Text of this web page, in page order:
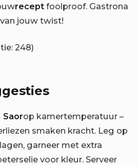
recept foolproof. Gastrona
jouw twist!
248)
Saorop kamertemperatuur –
smaken kracht. Leg op
garneer met extra
voor kleur. Serveer